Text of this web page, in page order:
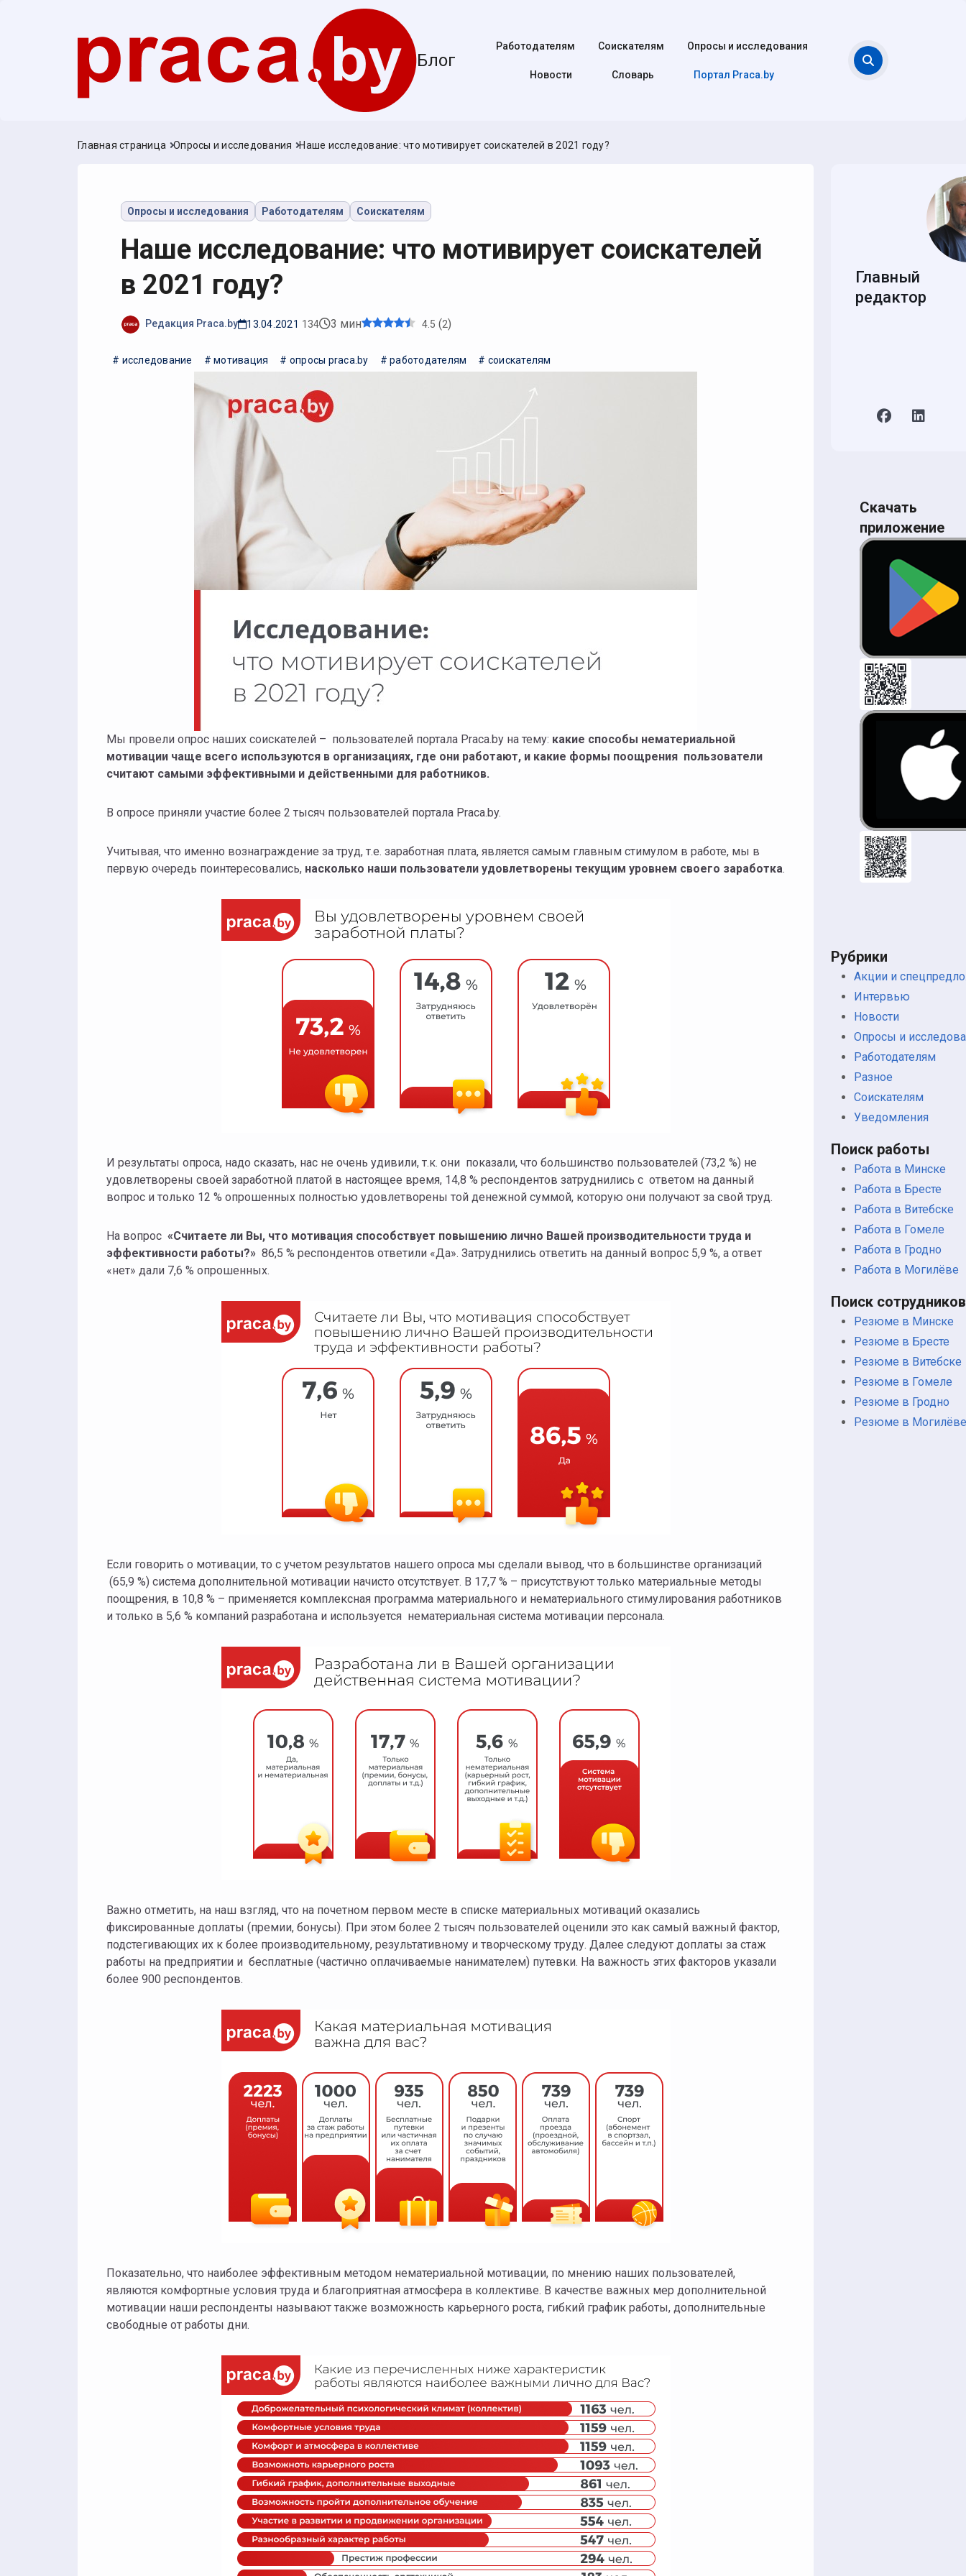
Блог
Работодателям Соискателям Опросы и исследования
Новости Cловарь Портал Praca.by
Главная страница Опросы и исследования Наше исследование: что мотивирует соискателей в 2021 году?
Опросы и исследования Работодателям Соискателям
Наше исследование: что мотивирует соискателей
в 2021 году?
Редакция Praca.by 13.04.2021 134 3 мин 4.5 (2)
# исследование # мотивация # опросы praca.by # работодателям # соискателям
Мы провели опрос наших соискателей – пользователей портала Praca.by на тему: какие способы нематериальной
мотивации чаще всего используются в организациях, где они работают, и какие формы поощрения пользователи
считают самыми эффективными и действенными для работников.
В опросе приняли участие более 2 тысяч пользователей портала Praca.by.
Учитывая, что именно вознаграждение за труд, т.е. заработная плата, является самым главным стимулом в работе, мы в
первую очередь поинтересовались, насколько наши пользователи удовлетворены текущим уровнем своего заработка.
И результаты опроса, надо сказать, нас не очень удивили, т.к. они показали, что большинство пользователей (73,2 %) не
удовлетворены своей заработной платой в настоящее время, 14,8 % респондентов затруднились с ответом на данный
вопрос и только 12 % опрошенных полностью удовлетворены той денежной суммой, которую они получают за свой труд.
На вопрос «Считаете ли Вы, что мотивация способствует повышению лично Вашей производительности труда и
эффективности работы?» 86,5 % респондентов ответили «Да». Затруднились ответить на данный вопрос 5,9 %, а ответ
«нет» дали 7,6 % опрошенных.
Если говорить о мотивации, то с учетом результатов нашего опроса мы сделали вывод, что в большинстве организаций
(65,9 %) система дополнительной мотивации начисто отсутствует. В 17,7 % – присутствуют только материальные методы
поощрения, в 10,8 % – применяется комплексная программа материального и нематериального стимулирования работников
и только в 5,6 % компаний разработана и используется нематериальная система мотивации персонала.
Важно отметить, на наш взгляд, что на почетном первом месте в списке материальных мотиваций оказались
фиксированные доплаты (премии, бонусы). При этом более 2 тысяч пользователей оценили это как самый важный фактор,
подстегивающих их к более производительному, результативному и творческому труду. Далее следуют доплаты за стаж
работы на предприятии и бесплатные (частично оплачиваемые нанимателем) путевки. На важность этих факторов указали
более 900 респондентов.
Показательно, что наиболее эффективным методом нематериальной мотивации, по мнению наших пользователей,
являются комфортные условия труда и благоприятная атмосфера в коллективе. В качестве важных мер дополнительной
мотивации наши респонденты называют также возможность карьерного роста, гибкий график работы, дополнительные
свободные от работы дни.
Главный
редактор
Скачать
приложение
Рубрики
Акции и
Интервью
Новости
Опросы и
Работодателям
Разное
Соискателям
Уведомления
Поиск работы
Работа в Минске
Работа в Бресте
Работа в Витебске
Работа в Гомеле
Работа в Гродно
Работа в Могилёве
Поиск сотрудников
Резюме в Минске
Резюме в Бресте
Резюме в Витебске
Резюме в Гомеле
Резюме в Гродно
Резюме в Могилёве